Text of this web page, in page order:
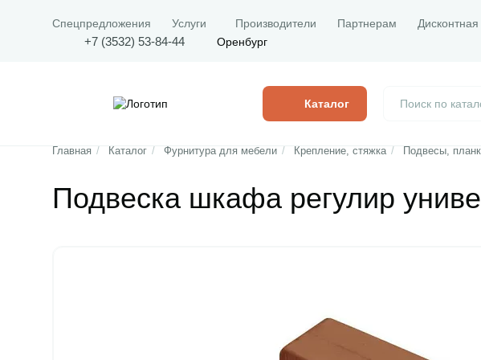
Спецпредложения Услуги Производители Партнерам Дисконтная
+7 (3532) 53-84-44 Оренбург
Каталог
Главная / Каталог / Фурнитура для мебели / Крепление, стяжка / Подвесы,
Подвеска шкафа регулир